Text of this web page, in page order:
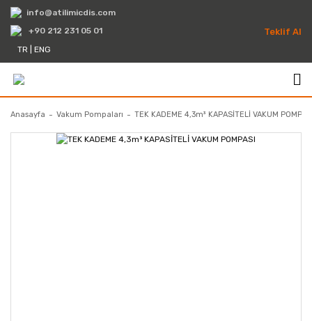
info@atilimicdis.com
+90 212 231 05 01
TR
ENG
Teklif Al
Anasayfa Vakum Pompaları TEK KADEME 4,3m³ KAPASİTELİ VAKUM